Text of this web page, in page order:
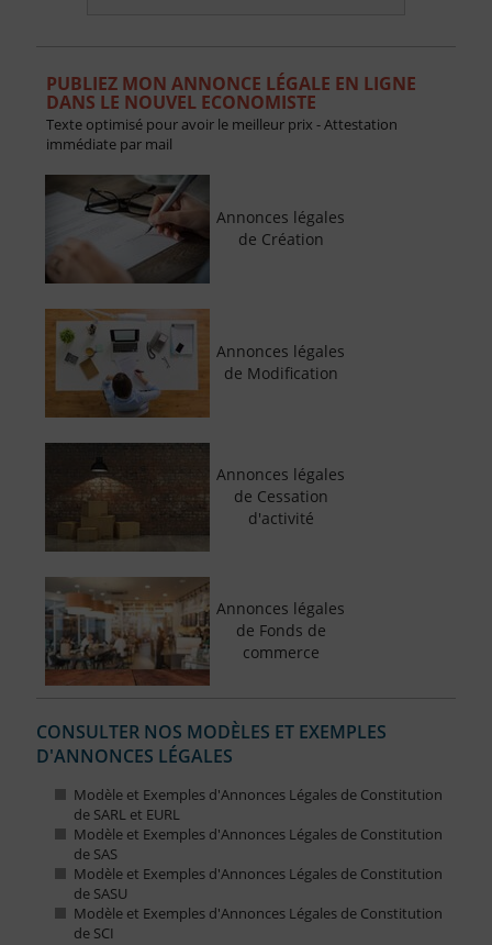
PUBLIEZ MON ANNONCE LÉGALE EN LIGNE
DANS LE NOUVEL ECONOMISTE
Texte optimisé pour avoir le meilleur prix - Attestation
immédiate par mail
Annonces légales
de Création
Annonces légales
de Modification
Annonces légales
de Cessation
d'activité
Annonces légales
de Fonds de
commerce
CONSULTER NOS MODÈLES ET EXEMPLES
D'ANNONCES LÉGALES
Modèle et Exemples d'Annonces Légales de Constitution
de SARL et EURL
Modèle et Exemples d'Annonces Légales de Constitution
de SAS
Modèle et Exemples d'Annonces Légales de Constitution
de SASU
Modèle et Exemples d'Annonces Légales de Constitution
de SCI